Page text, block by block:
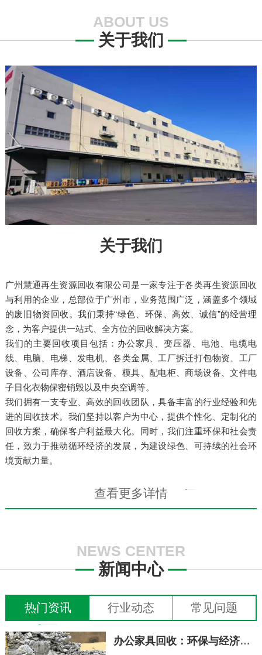
ABOUT US
关于我们
关于我们
广州慧通再生资源回收有限公司是一家专注于各类再生资源回收
与利用的企业，总部位于广州市，业务范围广泛，涵盖多个领域
的废旧物资回收。我们秉持“绿色、环保、高效、诚信”的经营理
念，为客户提供一站式、全方位的回收解决方案。
我们的主要回收项目包括：办公家具、变压器、电池、电缆电
线、电脑、电梯、发电机、各类金属、工厂拆迁打包物资、工厂
设备、公司库存、酒店设备、模具、配电柜、商场设备、文件电
子日化衣物保密销毁以及中央空调等。
我们拥有一支专业、高效的回收团队，具备丰富的行业经验和先
进的回收技术。我们坚持以客户为中心，提供个性化、定制化的
回收方案，确保客户利益最大化。同时，我们注重环保和社会责
任，致力于推动循环经济的发展，为建设绿色、可持续的社会环
境贡献力量。
查看更多详情
NEWS CENTER
新闻中心
热门资讯 行业动态 常见问题
办公家具回收：环保与经济的双赢选择